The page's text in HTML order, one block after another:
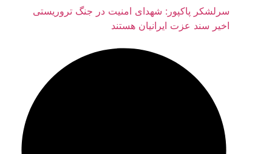
سرلشکر پاکپور: شهدای امنیت در جنگ تروریستی
اخیر سند عزت ایرانیان هستند